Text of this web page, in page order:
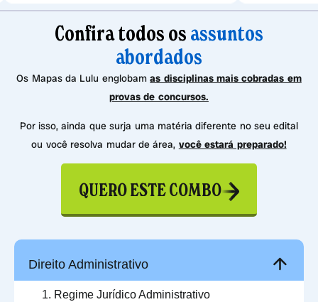
Confira todos os assuntos
abordados
Os Mapas da Lulu englobamas disciplinas mais cobradas em
provas de concursos.
Por isso, ainda que surja uma matéria diferente no seu edital
ou você resolva mudar de área, você estará preparado!
QUERO ESTE COMBO
Direito Administrativo
Regime Jurídico Administrativo